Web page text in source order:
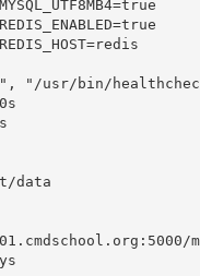
"/usr/bin/
data